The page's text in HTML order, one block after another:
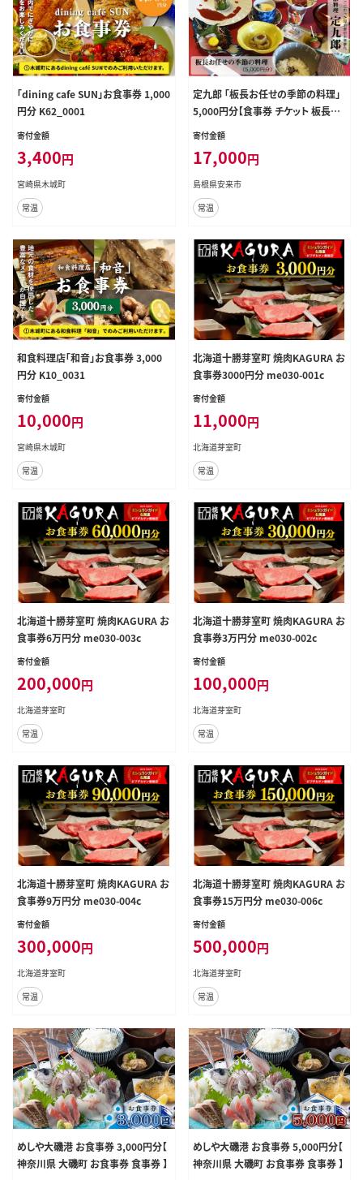
「dining cafe SUN」お食事券 1,000
円分 K62_0001
寄付金額
3,400円
宮崎県木城町
常温
定九郎 「板長お任せの季節の料理」
5,000円分【食事券 チケット 板長お
任せ 季節の料理 ご馳走 贅沢 リフレ
産地消 島根県 安来市】
寄付金額
17,000円
島根県安来市
常温
和食料理店「和音」お食事券 3,000
円分 K10_0031
寄付金額
10,000円
宮崎県木城町
常温
北海道十勝芽室町 焼肉KAGURA お
食事券3000円分 me030-001c
寄付金額
11,000円
北海道芽室町
常温
北海道十勝芽室町 焼肉KAGURA お
食事券6万円分 me030-003c
寄付金額
200,000円
北海道芽室町
常温
北海道十勝芽室町 焼肉KAGURA お
食事券3万円分 me030-002c
寄付金額
100,000円
北海道芽室町
常温
北海道十勝芽室町 焼肉KAGURA お
食事券9万円分 me030-004c
寄付金額
300,000円
北海道芽室町
常温
北海道十勝芽室町 焼肉KAGURA お
食事券15万円分 me030-006c
寄付金額
500,000円
北海道芽室町
常温
めしや大磯港 お食事券 3,000円分【
神奈川県 大磯町 お食事券 食事券 】
めしや大磯港 お食事券 5,000円分【
神奈川県 大磯町 お食事券 食事券 】